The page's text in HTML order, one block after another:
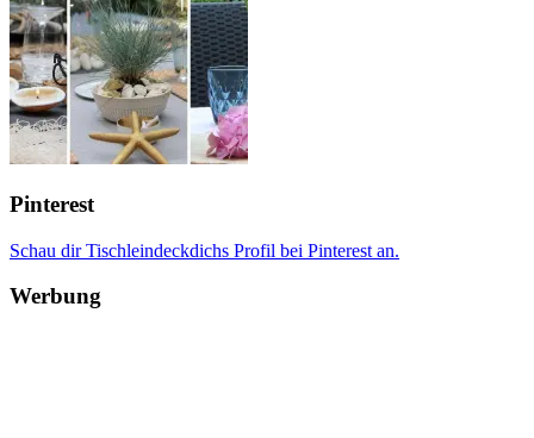
Pinterest
Schau dir Tischleindeckdichs Profil bei Pinterest an.
Werbung